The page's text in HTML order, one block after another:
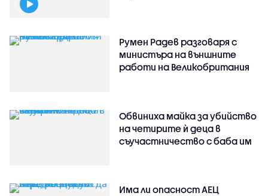
Румен Радев разговаря с
министъра на външните
работи на Великобритания
Обвиниха майка за убийство
на четирите ѝ деца в
съучастничество с баба им
Има ли опасност АЕЦ